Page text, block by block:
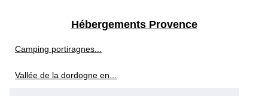
Hébergements Provence
Camping portiragnes...
Vallée de la dordogne en...